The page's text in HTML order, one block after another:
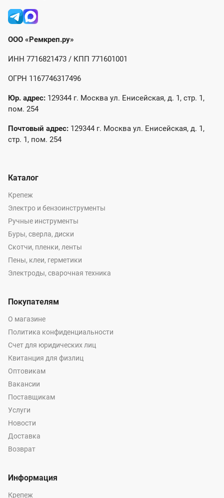
ООО «Ремкреп.ру»
ИНН 7716821473 / КПП 771601001
ОГРН 1167746317496
Юр. адрес: 129344 г. Москва ул. Енисейская, д. 1, стр. 1,
пом. 254
Почтовый адрес: 129344 г. Москва ул. Енисейская, д. 1,
стр. 1, пом. 254
Каталог
Крепеж
Электро и бензоинструменты
Ручные инструменты
Буры, сверла, диски
Скотчи, пленки, ленты
Пены, клеи, герметики
Электроды, сварочная техника
Покупателям
О магазине
Политика конфиденциальности
Счет для юридических лиц
Квитанция для физлиц
Оптовикам
Вакансии
Поставщикам
Услуги
Новости
Доставка
Возврат
Информация
Крепеж